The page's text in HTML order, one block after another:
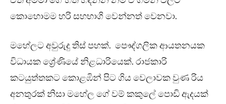
කොහොමම හරි සහභාගි වෙන්නත් වෙනවා.
මහේලට අවුරුදු තිස් පහක්. පෞද්ගලික ආයතනයක
විධායක ශ්‍රේණියේ නිළධාරියෙක්. රාජකාරි
කටයුත්තකට කොළඹින් පිට ගිය වෙලාවක වුණ රිය
අනතුරක් නිසා මහේල ගේ වම් කකුලේ පොඩි ඇදයක්